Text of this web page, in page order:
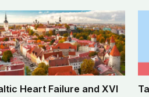
Heart Failure and XVI